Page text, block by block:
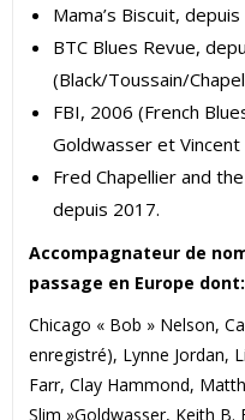
Mama’s Biscuit,
BTC Blues Revue,
(Black/Toussain/
FBI, 2006 (French
Goldwasser et Vincent
Fred Chapellier and
depuis 2017.
Accompagnateur de
passage en Europe dont:
Chicago « Bob » Nelson,
enregistré), Lynne Jordan,
Farr, Clay Hammond,
Slim »Goldwasser, Keith